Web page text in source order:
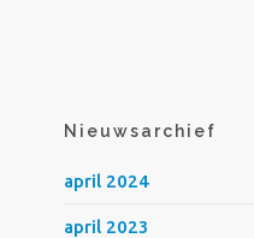
Nieuwsarchief
april 2024
april 2023